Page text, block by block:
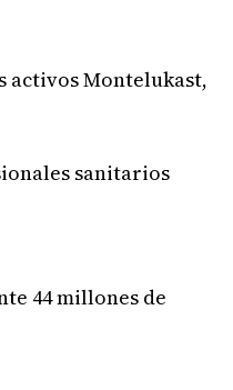
activos Montelukast,
sanitarios
44 millones de